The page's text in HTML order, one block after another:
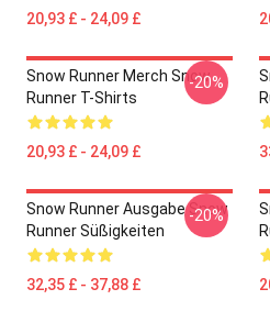
20,93 £ - 24,09 £
Snow Runner Merch Snow
Runner T-Shirts
20,93 £ - 24,09 £
-20%
Snow Runner Ausgabe Snow
Runner Süßigkeiten
32,35 £ - 37,88 £
-20%